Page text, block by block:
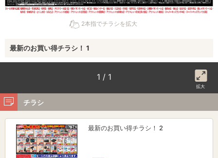
2本指でチラシを拡大
最新のお買い得チラシ！ 1
1 / 1
拡大
チラシ
最新のお買い得チラシ！ 2